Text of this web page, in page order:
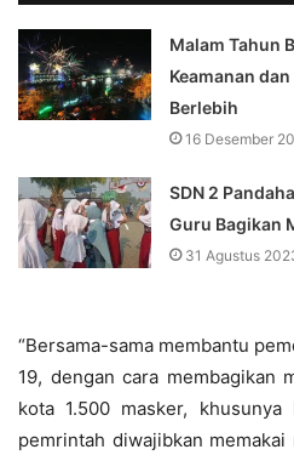
Malam Tahun
Keamanan
Berlebih
16 Desember
SDN 2
Guru Bagikan
31 Agustus
“Bersama-sama membantu
19, dengan cara membagikan
kota 1.500 masker,
pemrintah diwajibkan